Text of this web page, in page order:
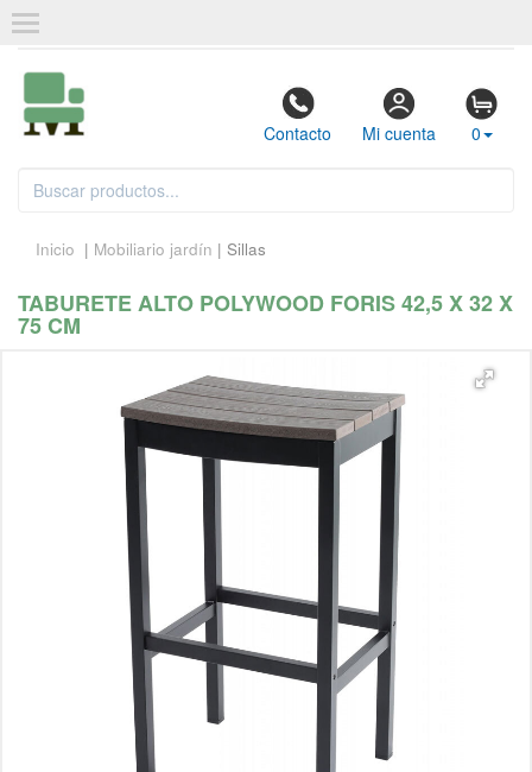
Contacto Mi cuenta 0
Inicio | Mobiliario jardín | Sillas
TABURETE ALTO POLYWOOD FORIS 42,5 X 32 X
75 CM